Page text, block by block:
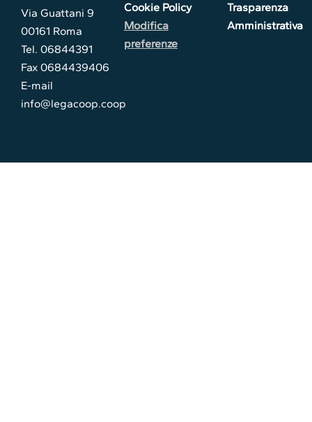
Via Guattani 9
00161 Roma
Tel. 06844391
Fax 0684439406
E-mail
info@legacoop.coop
Cookie Policy
Modifica
preferenze
Trasparenza
Amministrativa